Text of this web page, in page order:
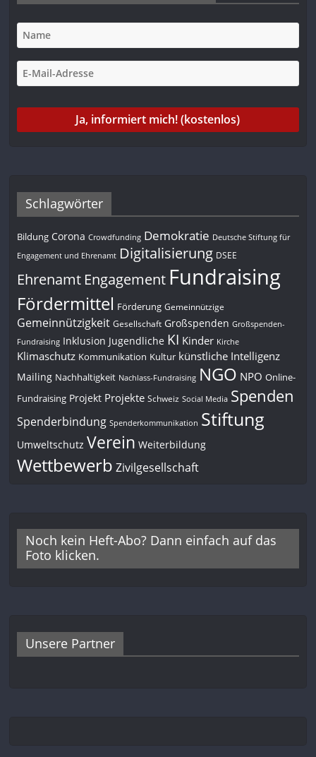
Schlagwörter
Bildung Corona Crowdfunding Demokratie Deutsche Stiftung für
Engagement und Ehrenamt Digitalisierung DSEE
Ehrenamt Engagement Fundraising
Fördermittel Förderung Gemeinnützige
Gemeinnützigkeit Gesellschaft Großspenden Großspenden-
Fundraising Inklusion Jugendliche KI Kinder Kirche
Klimaschutz Kommunikation Kultur künstliche Intelligenz
Mailing Nachhaltigkeit Nachlass-Fundraising NGO NPO Online-
Fundraising Projekt Projekte Schweiz Social Media Spenden
Spenderbindung Spenderkommunikation Stiftung
Umweltschutz Verein Weiterbildung
Wettbewerb Zivilgesellschaft
Noch kein Heft-Abo? Dann einfach auf das
Foto klicken.
Unsere Partner